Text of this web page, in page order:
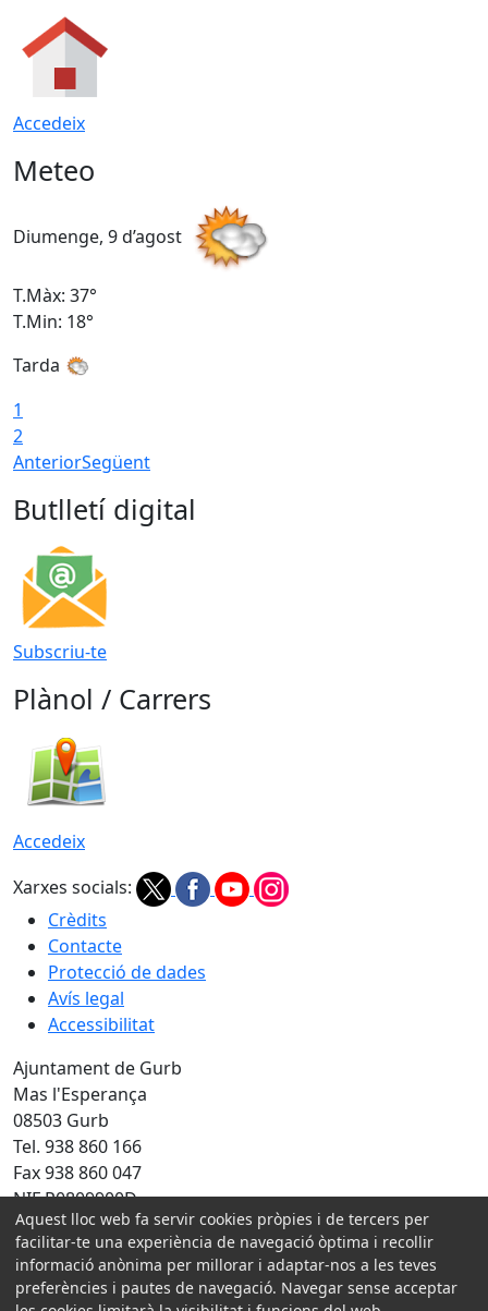
Accedeix
Meteo
Diumenge, 9 d’agost
T.Màx: 37°
T.Min: 18°
Tarda
1
2
AnteriorSegüent
Butlletí digital
Subscriu-te
Plànol / Carrers
Accedeix
Xarxes socials:
Crèdits
Contacte
Protecció de dades
Avís legal
Accessibilitat
Ajuntament de Gurb
Mas l'Esperança
08503 Gurb
Tel. 938 860 166
Fax 938 860 047
NIF P0809900D
Amb la col·laboració de:
Aquest lloc web fa servir cookies pròpies i de tercers per
facilitar-te una experiència de navegació òptima i recollir
informació anònima per millorar i adaptar-nos a les teves
preferències i pautes de navegació. Navegar sense acceptar